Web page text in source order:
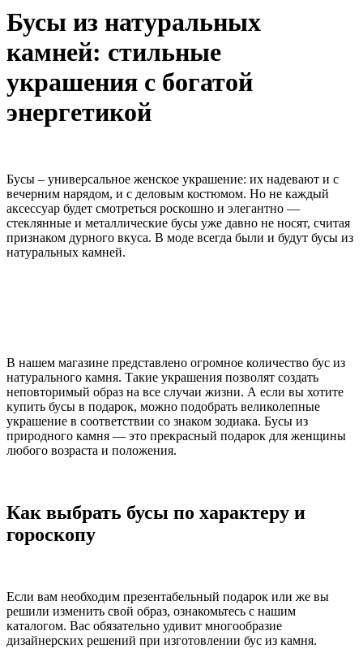
Бусы из натуральных
камней: стильные
украшения с богатой
энергетикой
Бусы – универсальное женское украшение: их надевают и с
вечерним нарядом, и с деловым костюмом. Но не каждый
аксессуар будет смотреться роскошно и элегантно —
стеклянные и металлические бусы уже давно не носят, считая
признаком дурного вкуса. В моде всегда были и будут бусы из
натуральных камней.
В нашем магазине представлено огромное количество бус из
натурального камня. Такие украшения позволят создать
неповторимый образ на все случаи жизни. А если вы хотите
купить бусы в подарок, можно подобрать великолепные
украшение в соответствии со знаком зодиака. Бусы из
природного камня — это прекрасный подарок для женщины
любого возраста и положения.
Как выбрать бусы по характеру и
гороскопу
Если вам необходим презентабельный подарок или же вы
решили изменить свой образ, ознакомьтесь с нашим
каталогом. Вас обязательно удивит многообразие
дизайнерских решений при изготовлении бус из камня.